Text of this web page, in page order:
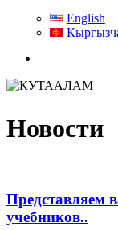
English
Новости
Представляем
учебников..